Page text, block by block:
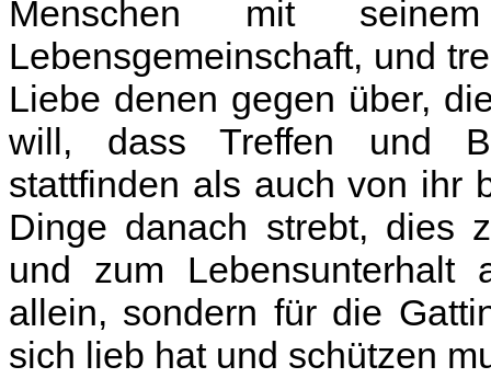
Menschen mit
Lebensgemeinschaft, und
Liebe denen gegen über,
will, dass Treffen und
stattfinden als auch von ihr
Dinge danach strebt, dies
und zum
allein, sondern für die
sich lieb hat und schützen